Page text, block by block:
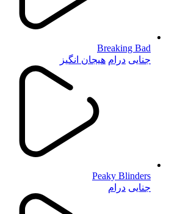
Breaking Bad
جنایی درام هیجان انگیز
Peaky Blinders
جنایی درام